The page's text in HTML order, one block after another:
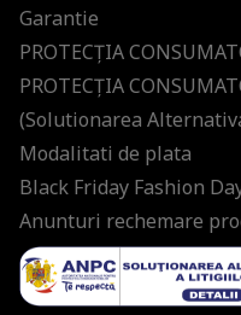
Garantie
PROTECŢIA
PROTECŢIA
(Solutionarea
Modalitati de plata
Black Friday Fashion
Anunturi rechemare